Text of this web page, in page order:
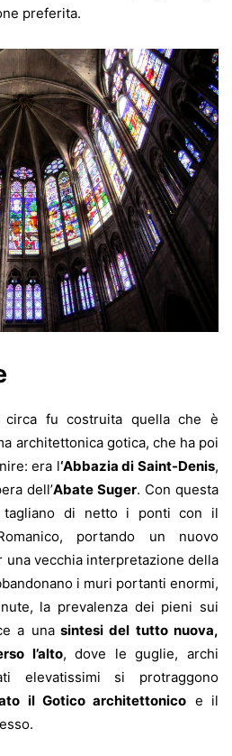
preferita.
circa fu costruita quella che è
architettonica gotica, che ha poi
era l‘Abbazia di Saint-Denis,
dell’Abate Suger. Con questa
tagliano di netto i ponti con il
portando un nuovo
vecchia interpretazione della
i muri portanti enormi,
la prevalenza dei pieni sui
a unasintesi del tutto nuova,
l’alto, dove le guglie, archi
elevatissimi si protraggono
il Gotico architettonico e il